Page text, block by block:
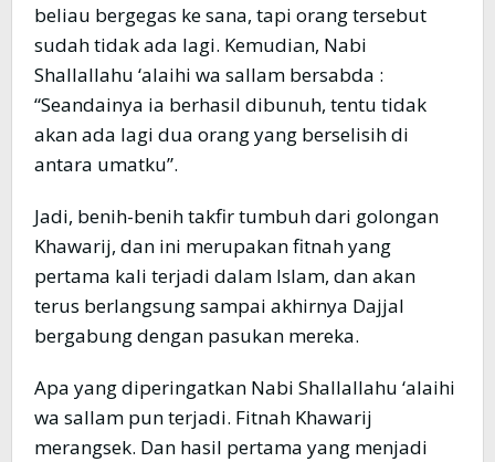
beliau bergegas ke sana, tapi orang tersebut
sudah tidak ada lagi. Kemudian, Nabi
Shallallahu ‘alaihi wa sallam bersabda :
“Seandainya ia berhasil dibunuh, tentu tidak
akan ada lagi dua orang yang berselisih di
antara umatku”.
Jadi, benih-benih takfir tumbuh dari golongan
Khawarij, dan ini merupakan fitnah yang
pertama kali terjadi dalam Islam, dan akan
terus berlangsung sampai akhirnya Dajjal
bergabung dengan pasukan mereka.
Apa yang diperingatkan Nabi Shallallahu ‘alaihi
wa sallam pun terjadi. Fitnah Khawarij
merangsek. Dan hasil pertama yang menjadi